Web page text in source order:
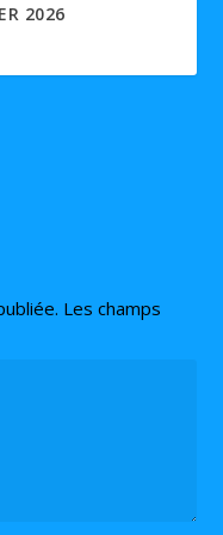
2026
Les champs